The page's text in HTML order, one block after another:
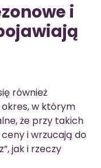
i
również
w którym
że przy takich
i wrzucają do
jak i rzeczy